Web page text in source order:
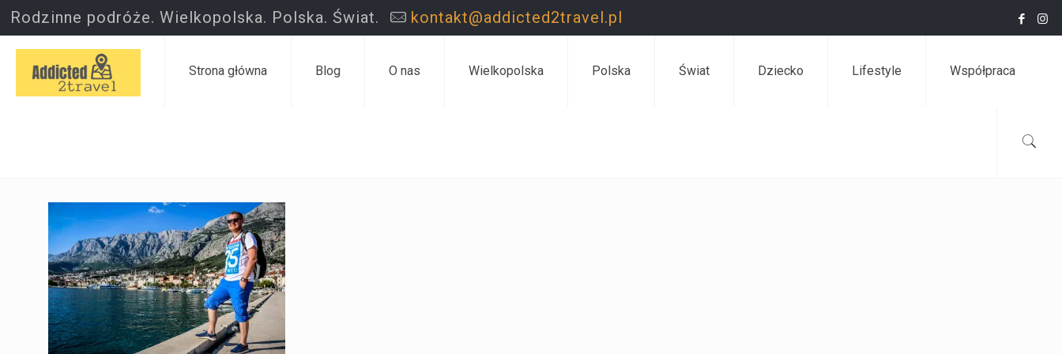
Rodzinne podróże. Wielkopolska. Polska. Świat. kontakt@addicted2travel.pl
Strona główna Blog O nas Wielkopolska Polska Świat Dziecko Lifestyle Współpraca